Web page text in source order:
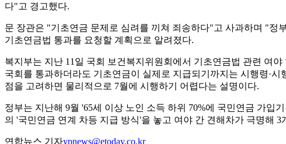
다"고 경고했다.
문 장관은 "기초연금 문제로 심려를 끼쳐 죄송하다"고 사과하며 "정
기초연금법 통과를 요청할 계획으로 알려졌다.
복지부는 지난 11일 국회 보건복지위원회에서 기초연금법 관련 여
국회를 통과하더라도 기초연금이 실제로 지급되기까지는 시행령·
점을 고려하면 물리적으로 7월에 시행하기 어렵다는 설명이다.
정부는 지난해 9월 '65세 이상 노인 소득 하위 70%에 국민연금 가입
의 '국민연금 연계 차등 지급 방식'을 놓고 여야 간 견해차가 극명해
연합뉴스 기자ypnews@etoday.co.kr